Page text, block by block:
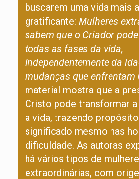
buscarem uma vida mais
gratificante: Mulheres
sabem que o Criador
todas as fases da vida,
independentemente da
mudanças que enfrentam
material mostra que a
Cristo pode transformar
a vida, trazendo
significado mesmo nas
dificuldade. As autoras
há vários tipos de
extraordinárias, com